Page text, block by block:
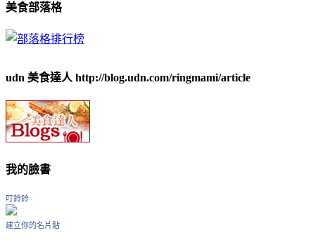
美食部落格
udn 美食達人 http://blog.udn.com/ringmami/article
我的臉書
叮鈴鈴
建立你的名片貼